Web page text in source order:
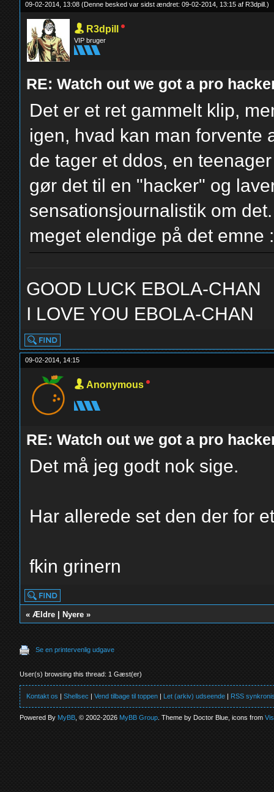
09-02-2014, 13:08(Denne besked var sidst ændret: 09-02-2014, 13:15 af R3dpill .)
R3dpill
VIP bruger
RE: Watch out we got a pro
Det er et ret gammelt klip,
igen, hvad kan man forvente
de tager et ddos, en
gør det til en "hacker" og
sensationsjournalistik om
meget elendige på det emne
GOOD LUCK EBOLA-CHAN
I LOVE YOU EBOLA-CHAN
09-02-2014, 14:15
Anonymous
RE: Watch out we got a pro
Det må jeg godt nok sige.
Har allerede set den der for
fkin grinern
«Ældre Nyere »
Se en printervenlig udgave
User(s) browsing this thread: 1 Gæst(er)
Kontakt os |Shellsec |Vend tilbage til toppen | Let (arkiv) udseende | RSS
Powered By MyBB , © 2002-2026 MyBB Group . Theme by Doctor Blue, icons from